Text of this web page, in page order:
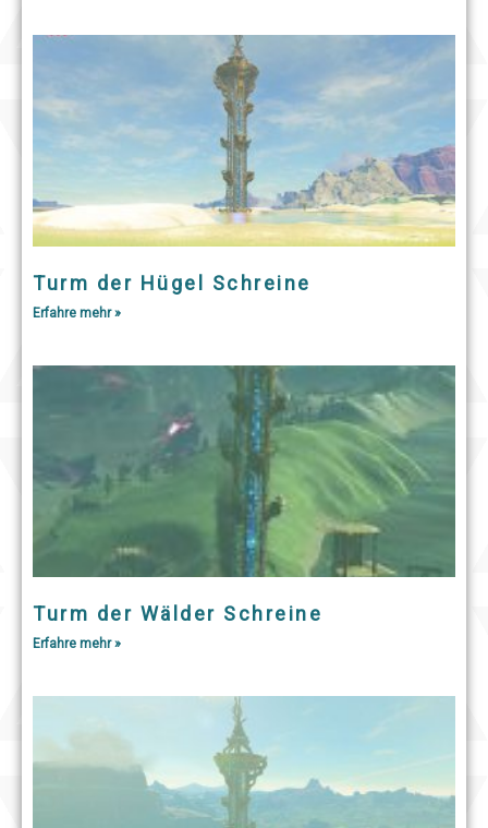
Turm der Hügel Schreine
Erfahre mehr »
Turm der Wälder Schreine
Erfahre mehr »